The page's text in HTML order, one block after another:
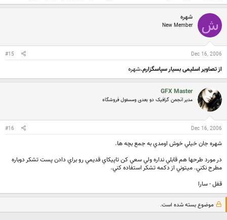
ش شهره
New Member
Dec 16, 2006
#15
از تصاویر اسلیمی بسیار سپاسگزارم.شهره
GFX Master
مدیر انجمن گرافیک دو بعدی ومسئول فروشگاه
Dec 16, 2006
#16
شهره جان خيلي خوش اومدي به جمع بچه ها.
در مورد طرحها هم قابلي نداره ولي سعي كن تاپيكاي قديمي رو براي دادن پست تشكر دوباره
مطرح نكني. ميتوني از دكمه تشكر استفاده كني.
قفل - سارا
موضوع بسته شده است.